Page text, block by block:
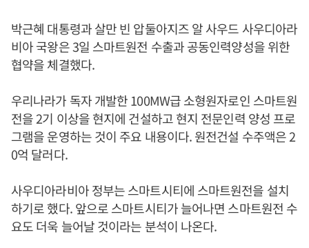
박근혜 대통령과 살만 빈 압둘아지즈 알 사우드 사우디아라
비아 국왕은 3일 스마트원전 수출과 공동인력양성을 위한
협약을 체결했다.
우리나라가 독자 개발한 100MW급 소형원자로인 스마트원
전을 2기 이상을 현지에 건설하고 현지 전문인력 양성 프로
그램을 운영하는 것이 주요 내용이다. 원전건설 수주액은 2
0억 달러다.
사우디아라비아 정부는 스마트시티에 스마트원전을 설치
하기로 했다. 앞으로 스마트시티가 늘어나면 스마트원전 수
요도 더욱 늘어날 것이라는 분석이 나온다.